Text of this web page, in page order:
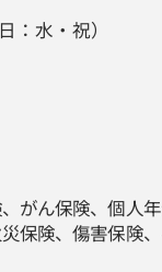
：水・祝）
がん保険、個人
保険、傷害保険